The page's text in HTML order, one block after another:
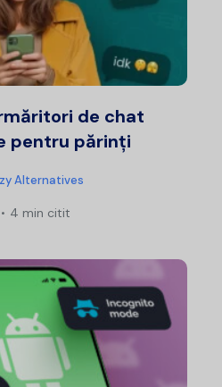
de chat
pentru părinți
Alternatives
4 min citit